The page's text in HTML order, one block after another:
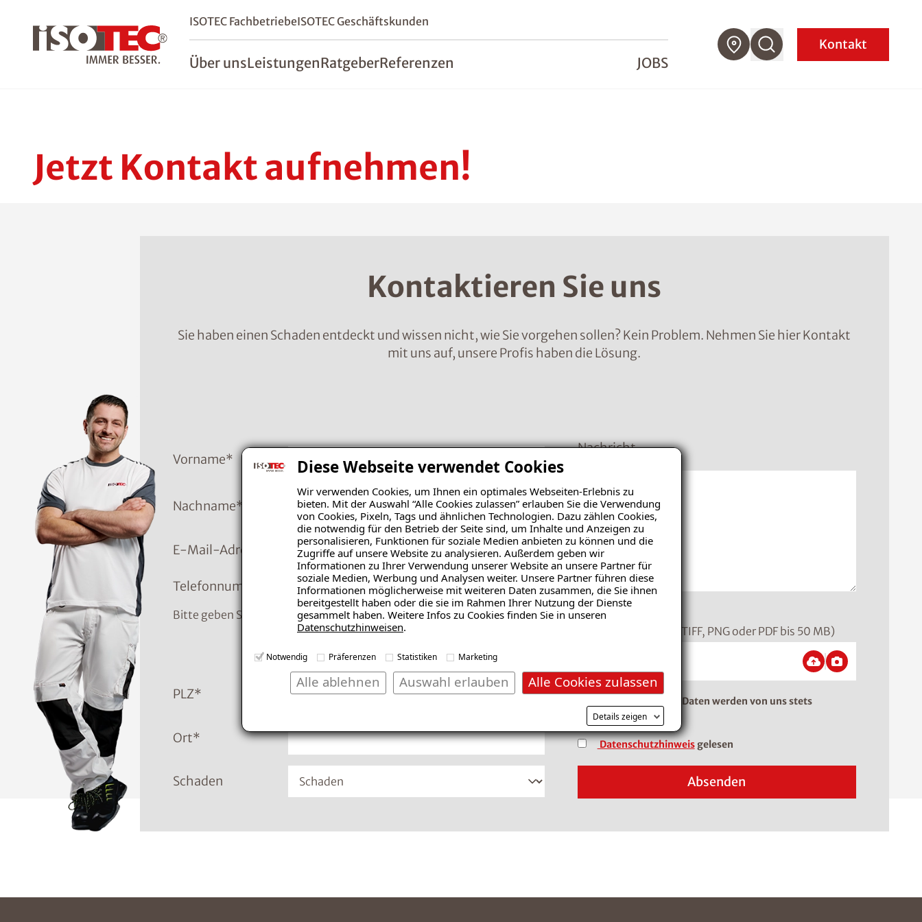
Diese Webseite verwendet Cookies
Wir verwenden Cookies, um Ihnen ein optimales Webseiten-Erlebnis zu
bieten. Mit der Auswahl “Alle Cookies zulassen” erlauben Sie die Verwendung
von Cookies, Pixeln, Tags und ähnlichen Technologien. Dazu zählen Cookies,
die notwendig für den Betrieb der Seite sind, um Inhalte und Anzeigen zu
personalisieren, Funktionen für soziale Medien anbieten zu können und die
Zugriffe auf unsere Website zu analysieren. Außerdem geben wir
Informationen zu Ihrer Verwendung unserer Website an unsere Partner für
soziale Medien, Werbung und Analysen weiter. Unsere Partner führen diese
Informationen möglicherweise mit weiteren Daten zusammen, die Sie ihnen
bereitgestellt haben oder die sie im Rahmen Ihrer Nutzung der Dienste
gesammelt haben. Weitere Infos zu Cookies finden Sie in unseren
Datenschutzhinweisen.
Notwendig Präferenzen Statistiken Marketing
Alle Cookies zulassen
Auswahl erlauben
Alle ablehnen
Details zeigen
ISOTEC FachbetriebeISOTEC Geschäftskunden
Über unsLeistungenRatgeberReferenzen JOBS
Kontakt
Jetzt Kontakt aufnehmen!
Kontaktieren Sie uns
Sie haben einen Schaden entdeckt und wissen nicht, wie Sie vorgehen sollen? Kein Problem. Nehmen Sie hier Kontakt
mit uns auf, unsere Profis haben die Lösung.
Vorname*
Nachname*
E-Mail-Adresse
Telefonnummer
Bitte geben Sie die Telefonnummer im Format +49 8001121129 ein
PLZ*
Ort*
Schaden
Nachricht
Bild hochladen
(Dateiformat: JPEG, TIFF, PNG oder PDF bis 50 MB)
*Pflichtangaben. Ihre Daten werden von uns stets
vertraulich behandelt.
Datenschutzhinweisgelesen
Absenden